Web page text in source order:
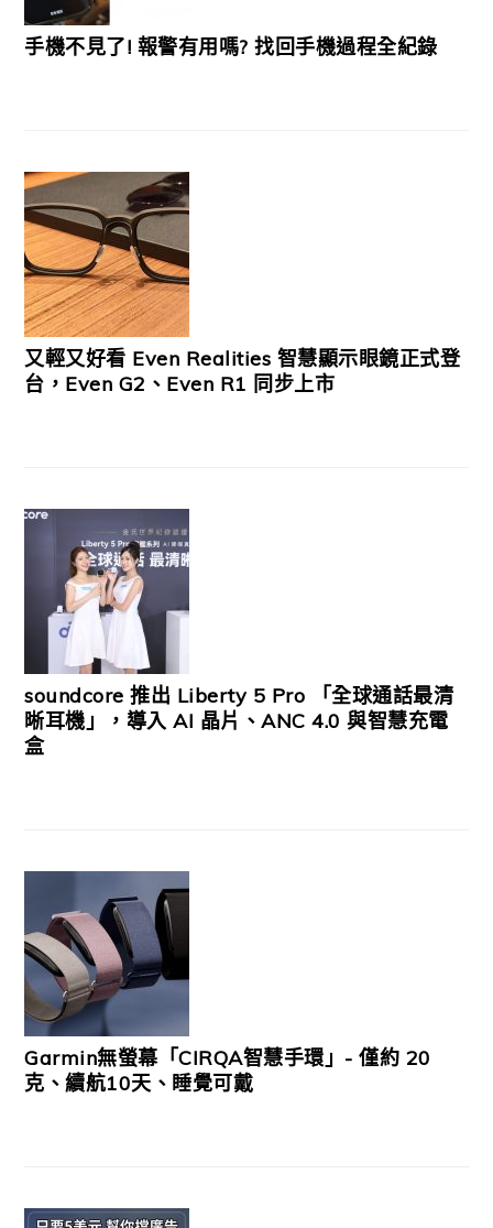
手機不見了! 報警有用嗎? 找回手機過程全紀錄
又輕又好看 Even Realities 智慧顯示眼鏡正式登
台，Even G2、Even R1 同步上市
soundcore 推出 Liberty 5 Pro 「全球通話最清
晰耳機」，導入 AI 晶片、ANC 4.0 與智慧充電
盒
Garmin無螢幕「CIRQA智慧手環」- 僅約 20
克、續航10天、睡覺可戴